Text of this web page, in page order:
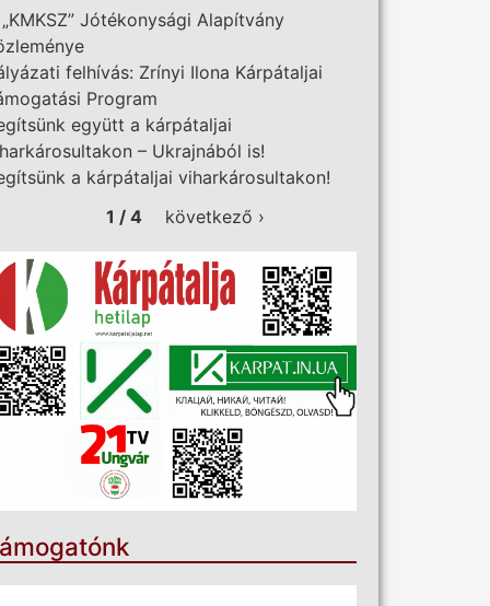
Jótékonysági Alapítvány
felhívás: Zrínyi Ilona Kárpátaljai
Program
együtt a kárpátaljai
– Ukrajnából is!
a kárpátaljai viharkárosultakon!
1 / 4
következő ›